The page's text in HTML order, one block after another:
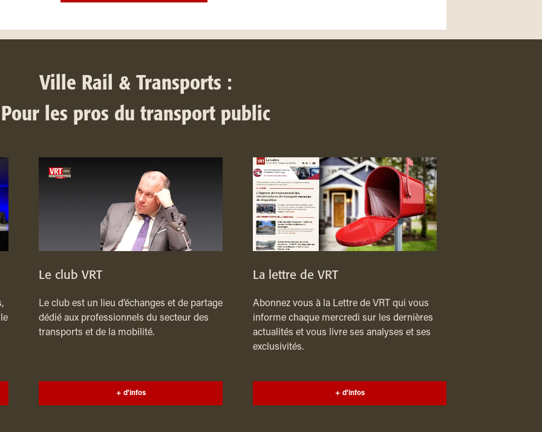
Ville Rail & Transports :
Pour les pros du transport public
Le club VRT
Le club est un lieu d’échanges et de partage
dédié aux professionnels du secteur des
transports et de la mobilité.
+ d'infos
La lettre de VRT
Abonnez vous à la Lettre de VRT qui vous
informe chaque mercredi sur les dernières
actualités et vous livre ses analyses et ses
exclusivités.
+ d'infos